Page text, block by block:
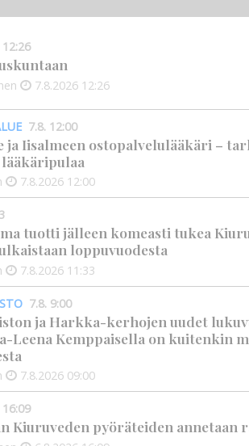
12:26
7.8.2026 12:26
7.8. 12:00
ja Iisalmeen ostopalvelulääkäri –
7.8.2026 12:00
tuotti jälleen komeasti tukea
loppuvuodesta
7.8.2026 11:33
7.8. 9:00
ja Harkka-kerhojen uudet
Leena Kemppaisella on kuitenkin
7.8.2026 09:00
16:09
Kiuruveden pyöräteiden annetaan